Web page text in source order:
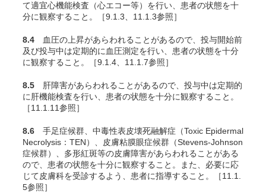
て適宜心機能検査（心エコー等）を行い、患者の状態を十
分に観察すること。［9.1.3、11.1.3参照］
8.4 血圧の上昇があらわれることがあるので、投与開始前
及び投与中は定期的に血圧測定を行い、患者の状態を十分
に観察すること。［9.1.4、11.1.7参照］
8.5 肝障害があらわれることがあるので、投与中は定期的
に肝機能検査を行い、患者の状態を十分に観察すること。
［11.1.11参照］
8.6 手足症候群、中毒性表皮壊死融解症（Toxic Epidermal
Necrolysis：TEN）、皮膚粘膜眼症候群（Stevens-Johnson
症候群）、多形紅斑等の皮膚障害があらわれることがある
ので、患者の状態を十分に観察すること。また、必要に応
じて皮膚科を受診するよう、患者に指導すること。［11.1.
5参照］